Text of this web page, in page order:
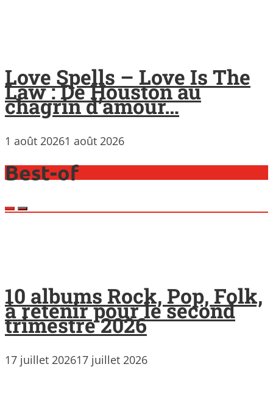
Love Spells – Love Is The
Law : De Houston au
chagrin d’amour…
1 août 20261 août 2026
Best-of
10 albums Rock, Pop, Folk,
à retenir pour le second
trimestre 2026
17 juillet 202617 juillet 2026